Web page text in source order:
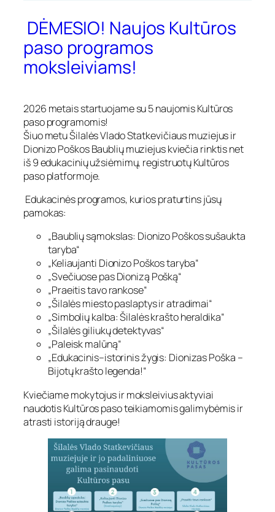
DĖMESIO! Naujos Kultūros
paso programos
moksleiviams!
2026 metais startuojame su 5 naujomis Kultūros
paso programomis!
Šiuo metu Šilalės Vlado Statkevičiaus muziejus ir
Dionizo Poškos Baublių muziejus kviečia rinktis net
iš 9 edukacinių užsiėmimų, registruotų Kultūros
paso platformoje.
Edukacinės programos, kurios praturtins jūsų
pamokas:
„Baublių sąmokslas: Dionizo Poškos sušaukta
taryba“
„Keliaujanti Dionizo Poškos taryba“
„Svečiuose pas Dionizą Pošką“
„Praeitis tavo rankose“
„Šilalės miesto paslaptys ir atradimai“
„Simbolių kalba: Šilalės krašto heraldika“
„Šilalės giliukų detektyvas“
„Paleisk malūną“
„Edukacinis–istorinis žygis: Dionizas Poška –
Bijotų krašto legenda!“
Kviečiame mokytojus ir moksleivius aktyviai
naudotis Kultūros paso teikiamomis galimybėmis ir
atrasti istoriją drauge!